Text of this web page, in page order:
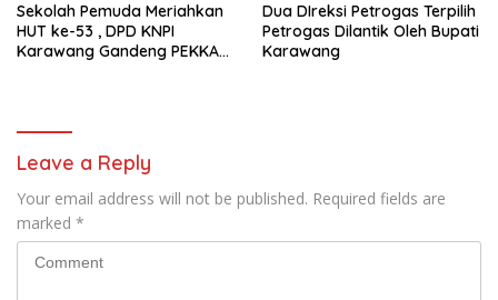
Sekolah Pemuda Meriahkan
HUT ke-53 , DPD KNPI
Karawang Gandeng PEKKA
Dua DIreksi Petrogas Terpilih
Petrogas Dilantik Oleh Bupati
Karawang
Leave a Reply
Your email address will not be published. Required fields are
marked *